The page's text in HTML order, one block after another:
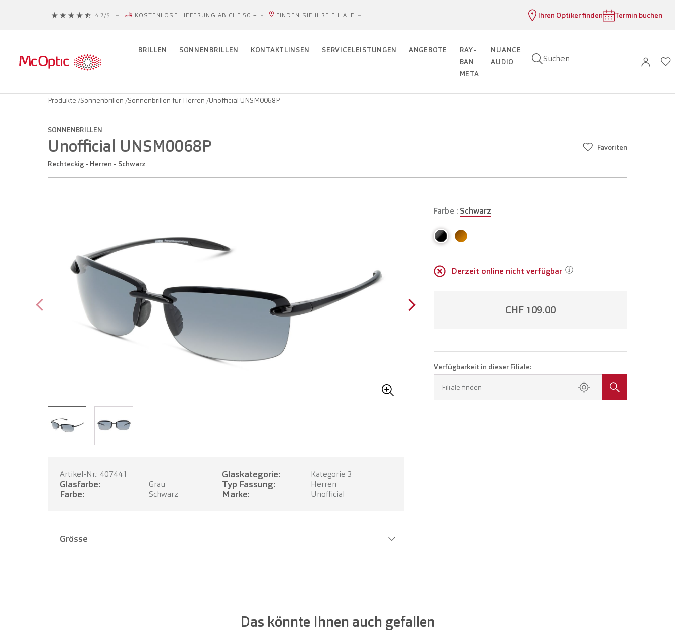
KOSTENLOSE LIEFERUNG AB CHF 50.– FINDEN SIE IHRE FILIALE Ihren Optiker finden Termin buchen
BRILLEN SONNENBRILLEN KONTAKTLINSEN SERVICELEISTUNGEN ANGEBOTE
RAY-
BAN
META
NUANCE
AUDIO
Suchen
Produkte /Sonnenbrillen /Sonnenbrillen für Herren /Unofficial UNSM0068P
SONNENBRILLEN
Unofficial UNSM0068P
Rechteckig - Herren - Schwarz
Favoriten
Farbe : Schwarz
Derzeit online nicht verfügbar
CHF 109.00
Verfügbarkeit in dieser Filiale:
Filiale finden
Artikel-Nr.: 407441 Glaskategorie: Kategorie 3
Glasfarbe: Grau Typ Fassung: Herren
Farbe: Schwarz Marke: Unofficial
Grösse
Das könnte Ihnen auch gefallen